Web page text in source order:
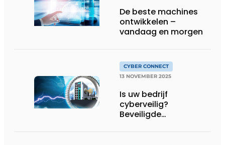
De beste machines
ontwikkelen –
vandaag en morgen
CYBER CONNECT
13 NOVEMBER 2025
Is uw bedrijf
cyberveilig?
Beveiligde